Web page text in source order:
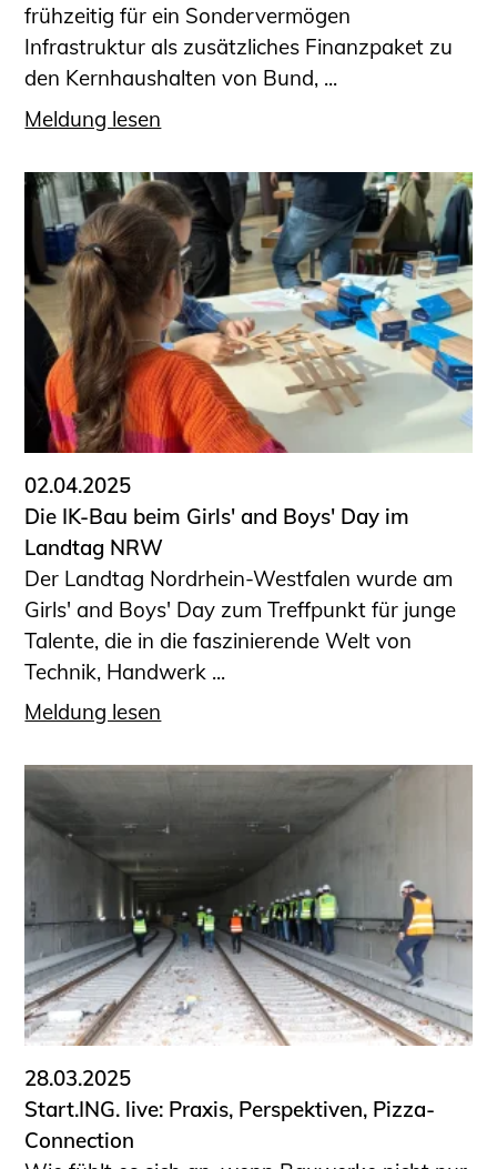
frühzeitig für ein Sondervermögen
Infrastruktur als zusätzliches Finanzpaket zu
den Kernhaushalten von Bund, ...
Meldung lesen
02.04.2025
Die IK-Bau beim Girls' and Boys' Day im
Landtag NRW
Der Landtag Nordrhein-Westfalen wurde am
Girls' and Boys' Day zum Treffpunkt für junge
Talente, die in die faszinierende Welt von
Technik, Handwerk ...
Meldung lesen
28.03.2025
Start.ING. live: Praxis, Perspektiven, Pizza-
Connection